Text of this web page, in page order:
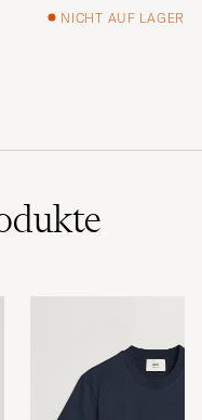
NICHT AUF LAGER